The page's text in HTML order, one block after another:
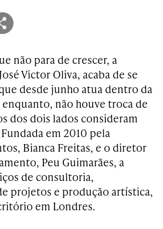
não para de crescer, a
Victor Oliva, acaba de se
desde junho atua dentro da
não houve troca de
dos dois lados consideram
em 2010 pela
Bianca Freitas, e o diretor
Peu Guimarães, a
de consultoria,
projetos e produção artística,
em Londres.